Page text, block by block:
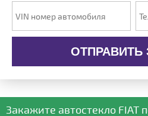
ОТПРАВИТЬ
Закажите автостекло FIAT